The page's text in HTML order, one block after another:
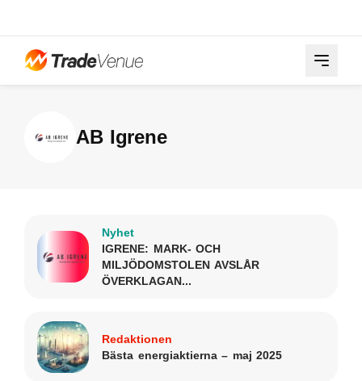
AB Igrene
Nyhet
IGRENE: MARK- OCH
MILJÖDOMSTOLEN AVSLÅR
ÖVERKLAGAN...
Redaktionen
Bästa energiaktierna – maj 2025